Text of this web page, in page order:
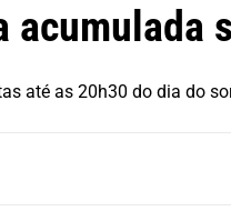
até as 20h30 do dia do